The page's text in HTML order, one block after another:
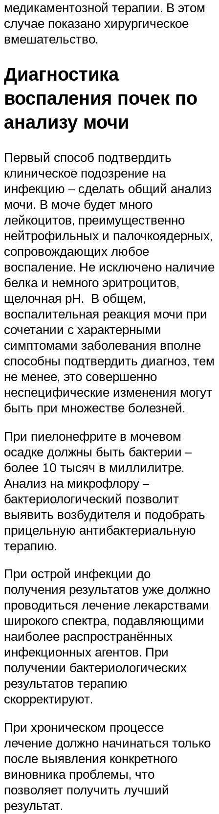
медикаментозной терапии. В этом
случае показано хирургическое
вмешательство.
Диагностика
воспаления почек по
анализу мочи
Первый способ подтвердить
клиническое подозрение на
инфекцию – сделать общий анализ
мочи. В моче будет много
лейкоцитов, преимущественно
нейтрофильных и палочкоядерных,
сопровождающих любое
воспаление. Не исключено наличие
белка и немного эритроцитов,
щелочная рН. В общем,
воспалительная реакция мочи при
сочетании с характерными
симптомами заболевания вполне
способны подтвердить диагноз, тем
не менее, это совершенно
неспецифические изменения могут
быть при множестве болезней.
При пиелонефрите в мочевом
осадке должны быть бактерии –
более 10 тысяч в миллилитре.
Анализ на микрофлору –
бактериологический позволит
выявить возбудителя и подобрать
прицельную антибактериальную
терапию.
При острой инфекции до
получения результатов уже должно
проводиться лечение лекарствами
широкого спектра, подавляющими
наиболее распространённых
инфекционных агентов. При
получении бактериологических
результатов терапию
скорректируют.
При хроническом процессе
лечение должно начинаться только
после выявления конкретного
виновника проблемы, что
позволяет получить лучший
результат.